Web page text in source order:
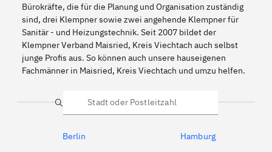
Bürokräfte, die für die Planung und Organisation zuständig
sind, drei Klempner sowie zwei angehende Klempner für
Sanitär - und Heizungstechnik. Seit 2007 bildet der
Klempner Verband Maisried, Kreis Viechtach auch selbst
junge Profis aus. So können auch unsere hauseigenen
Fachmänner in Maisried, Kreis Viechtach und umzu helfen.
Suche
Berlin Hamburg